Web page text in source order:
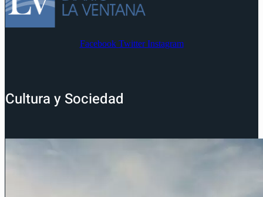
Facebook Twitter Instagram
Cultura y Sociedad